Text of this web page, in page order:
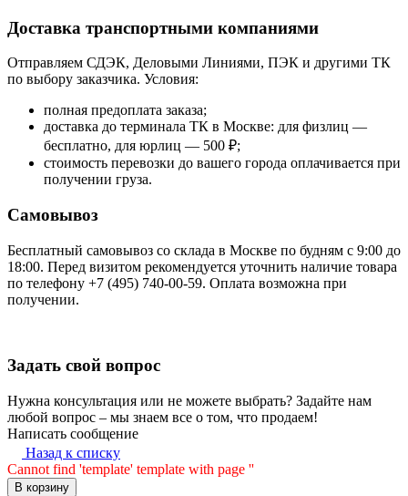
Доставка транспортными компаниями
Отправляем СДЭК, Деловыми Линиями, ПЭК и другими ТК
по выбору заказчика. Условия:
полная предоплата заказа;
доставка до терминала ТК в Москве: для физлиц —
бесплатно, для юрлиц — 500 ₽;
стоимость перевозки до вашего города оплачивается при
получении груза.
Самовывоз
Бесплатный самовывоз со склада в Москве по будням с 9:00 до
18:00. Перед визитом рекомендуется уточнить наличие товара
по телефону +7 (495) 740-00-59. Оплата возможна при
получении.
Задать свой вопрос
Нужна консультация или не можете выбрать? Задайте нам
любой вопрос – мы знаем все о том, что продаем!
Написать сообщение
Назад к списку
Cannot find 'template' template with page ''
В корзину